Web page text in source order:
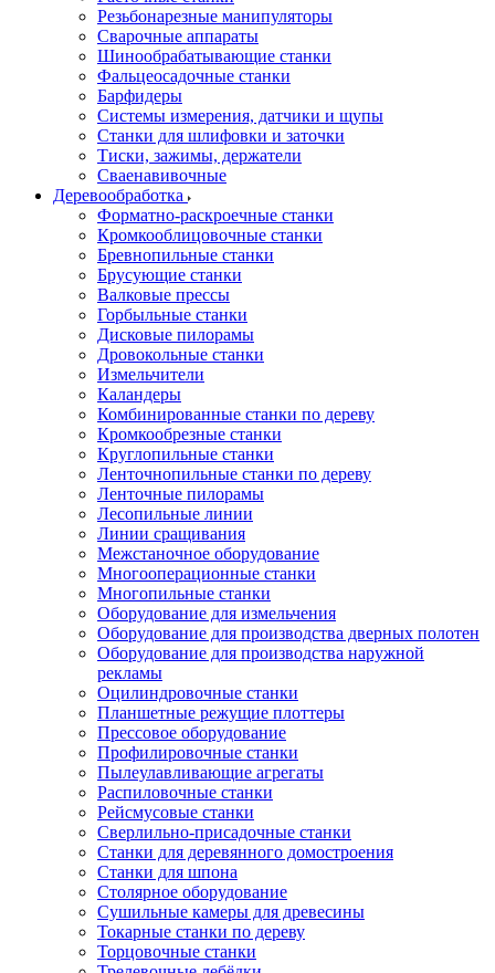
Резьбонарезные манипуляторы
Сварочные аппараты
Шинообрабатывающие станки
Фальцеосадочные станки
Барфидеры
Системы измерения, датчики и щупы
Станки для шлифовки и заточки
Тиски, зажимы, держатели
Cваенавивочные
Деревообработка
Форматно-раскроечные станки
Кромкооблицовочные станки
Бревнопильные станки
Брусующие станки
Валковые прессы
Горбыльные станки
Дисковые пилорамы
Дровокольные станки
Измельчители
Каландеры
Комбинированные станки по дереву
Кромкообрезные станки
Круглопильные станки
Ленточнопильные станки по дереву
Ленточные пилорамы
Лесопильные линии
Линии сращивания
Межстаночное оборудование
Многооперационные станки
Многопильные станки
Оборудование для измельчения
Оборудование для производства дверных полотен
Оборудование для производства наружной
рекламы
Оцилиндровочные станки
Планшетные режущие плоттеры
Прессовое оборудование
Профилировочные станки
Пылеулавливающие агрегаты
Распиловочные станки
Рейсмусовые станки
Сверлильно-присадочные станки
Станки для деревянного домостроения
Станки для шпона
Столярное оборудование
Сушильные камеры для древесины
Токарные станки по дереву
Торцовочные станки